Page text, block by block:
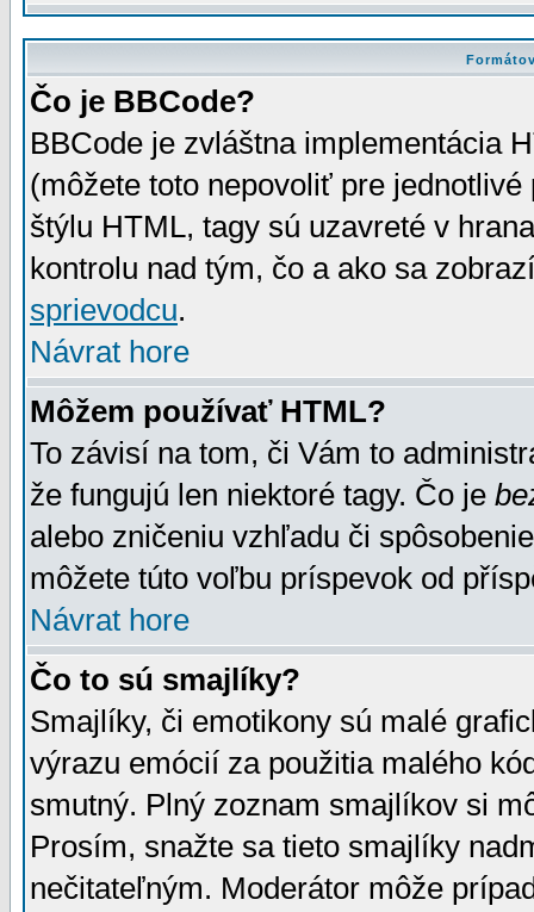
Čo je BBCode?
BBCode je zvláštna implementácia
(môžete toto nepovoliť pre
štýlu HTML, tagy sú uzavreté v
kontrolu nad tým, čo a ako sa
sprievodcu.
Návrat hore
Môžem používať HTML?
To závisí na tom, či Vám to
že fungujú len niektoré tagy. Čo je
alebo zničeniu vzhľadu či
môžete túto voľbu príspevok od
Návrat hore
Čo to sú smajlíky?
Smajlíky, či emotikony sú malé
výrazu emócií za použitia malého
smutný. Plný zoznam smajlíkov si
Prosím, snažte sa tieto smajlíky
nečitateľným. Moderátor môže